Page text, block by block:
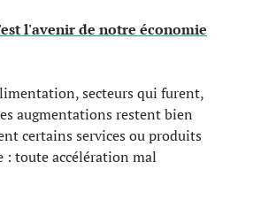
l'avenir de notre économie
secteurs qui furent,
augmentations restent bien
certains services ou produits
: toute accélération mal